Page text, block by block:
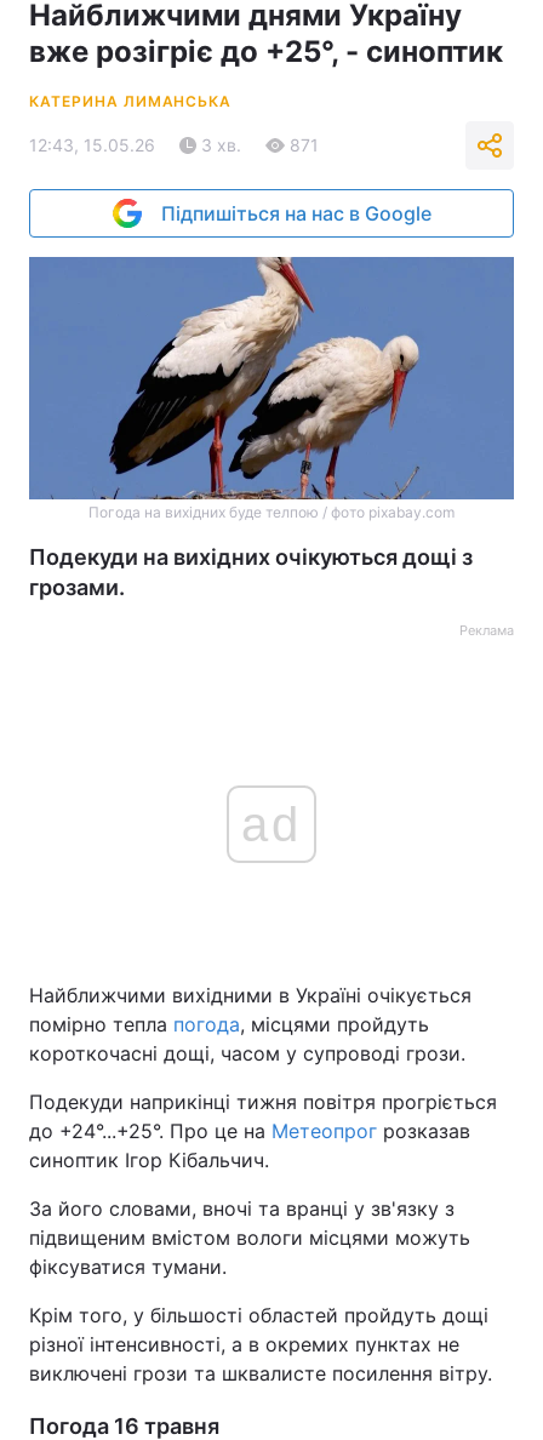
Найближчими днями Україну
вже розігріє до +25°, - синоптик
КАТЕРИНА ЛИМАНСЬКА
12:43, 15.05.26 3 хв. 871
Підпишіться на нас в Google
Погода на вихідних буде телпою / фото pixabay.com
Подекуди на вихідних очікуються дощі з
грозами.
Реклама
ad
Найближчими вихідними в Україні очікується
помірно тепла погода, місцями пройдуть
короткочасні дощі, часом у супроводі грози.
Подекуди наприкінці тижня повітря прогріється
до +24°...+25°. Про це на Метеопрог розказав
синоптик Ігор Кібальчич.
За його словами, вночі та вранці у зв'язку з
підвищеним вмістом вологи місцями можуть
фіксуватися тумани.
Крім того, у більшості областей пройдуть дощі
різної інтенсивності, а в окремих пунктах не
виключені грози та шквалисте посилення вітру.
Погода 16 травня